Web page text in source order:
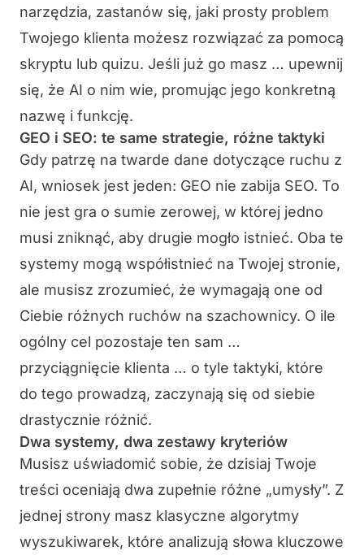
narzędzia, zastanów się, jaki prosty problem
Twojego klienta możesz rozwiązać za pomocą
skryptu lub quizu. Jeśli już go masz … upewnij
się, że AI o nim wie, promując jego konkretną
nazwę i funkcję.
GEO i SEO: te same strategie, różne taktyki
Gdy patrzę na twarde dane dotyczące ruchu z
AI, wniosek jest jeden: GEO nie zabija SEO. To
nie jest gra o sumie zerowej, w której jedno
musi zniknąć, aby drugie mogło istnieć. Oba te
systemy mogą współistnieć na Twojej stronie,
ale musisz zrozumieć, że wymagają one od
Ciebie różnych ruchów na szachownicy. O ile
ogólny cel pozostaje ten sam …
przyciągnięcie klienta … o tyle taktyki, które
do tego prowadzą, zaczynają się od siebie
drastycznie różnić.
Dwa systemy, dwa zestawy kryteriów
Musisz uświadomić sobie, że dzisiaj Twoje
treści oceniają dwa zupełnie różne „umysły”. Z
jednej strony masz klasyczne algorytmy
wyszukiwarek, które analizują słowa kluczowe